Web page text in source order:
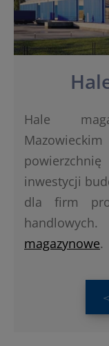
Hale
inwestycji
dla firm
magazynowe.